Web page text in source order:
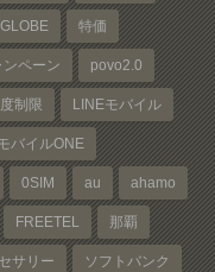
特価
ンペーン povo2.0
制限 LINEモバイル
バイルONE
0SIM au ahamo
FREETEL 那覇
サリー ソフトバンク